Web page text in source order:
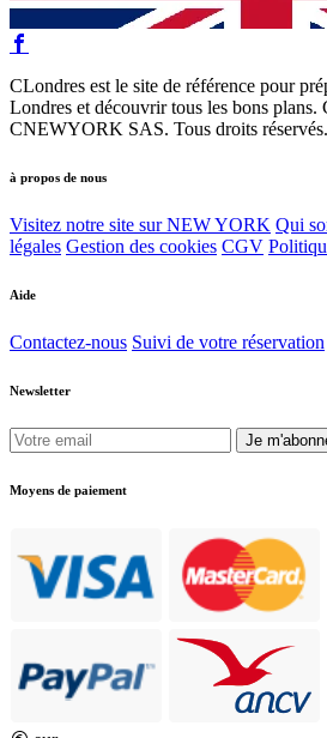
CLondres est le site de référence pour
Londres et découvrir tous les bons
CNEWYORK SAS. Tous droits réservés.
à propos de nous
Visitez notre site sur NEW YORK Qui
légales Gestion des cookies CGV
Aide
Contactez-nous Suivi de votre réservation
Newsletter
Je
Moyens de paiement